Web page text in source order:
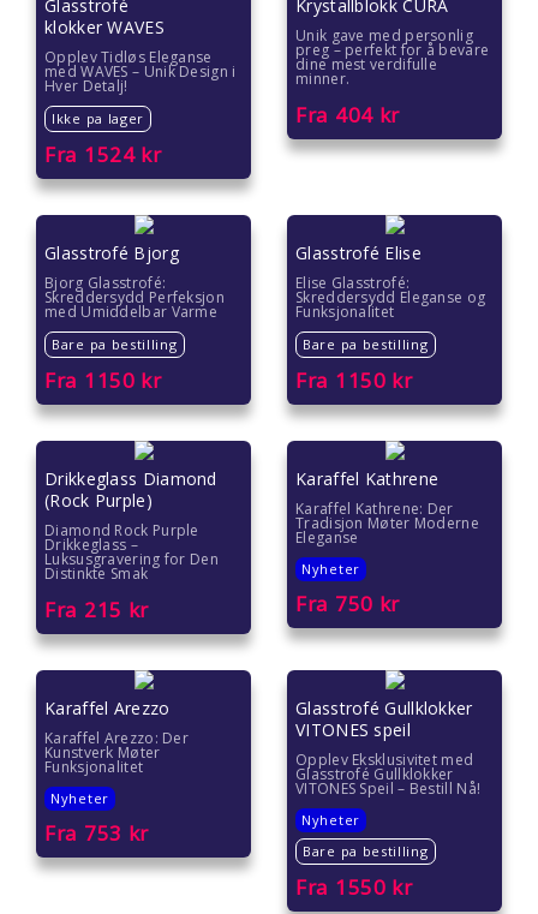
Glasstrofé
klokker WAVES
Opplev Tidløs Eleganse
med WAVES – Unik Design i
Hver Detalj!
Ikke pa lager
Fra 1524kr
Krystallblokk CURA
Unik gave med personlig
preg – perfekt for å bevare
dine mest verdifulle
minner.
Fra 404kr
Glasstrofé Bjorg
Bjorg Glasstrofé:
Skreddersydd Perfeksjon
med Umiddelbar Varme
Bare pa bestilling
Fra 1150 kr
Glasstrofé Elise
Elise Glasstrofé:
Skreddersydd Eleganse og
Funksjonalitet
Bare pa bestilling
Fra 1150 kr
Drikkeglass Diamond
(Rock Purple)
Diamond Rock Purple
Drikkeglass –
Luksusgravering for Den
Distinkte Smak
Fra 215 kr
Karaffel Kathrene
Karaffel Kathrene: Der
Tradisjon Møter Moderne
Eleganse
Nyheter
Fra 750 kr
Karaffel Arezzo
Karaffel Arezzo: Der
Kunstverk Møter
Funksjonalitet
Nyheter
Fra 753 kr
Glasstrofé Gullklokker
VITONES speil
Opplev Eksklusivitet med
Glasstrofé Gullklokker
VITONES Speil – Bestill Nå!
Nyheter
Bare pa bestilling
Fra 1550 kr